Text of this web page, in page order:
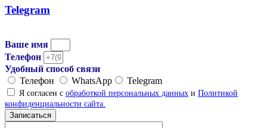
Telegram
Ваше имя
Телефон
Удобный способ связи
Телефон
WhatsApp Telegram
Я согласен с обработкой персональных данных и Политикой
конфиденциальности сайта.
Записаться